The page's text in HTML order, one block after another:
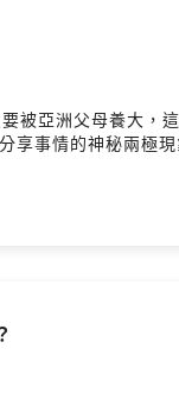
享事情的神秘兩極